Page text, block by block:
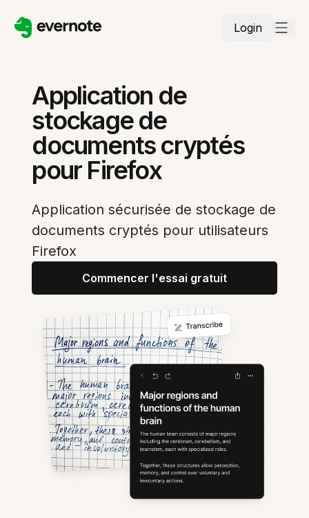
Login
Application de
stockage de
documents cryptés
pour Firefox
Application sécurisée de stockage de
documents cryptés pour utilisateurs
Firefox
Commencer l'essai gratuit